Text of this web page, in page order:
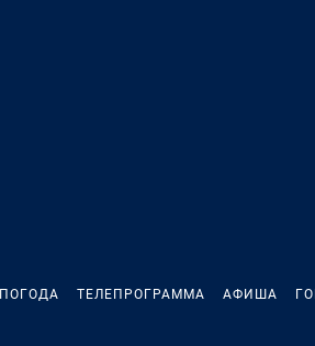
ПОГОДА ТЕЛЕПРОГРАММА АФИША